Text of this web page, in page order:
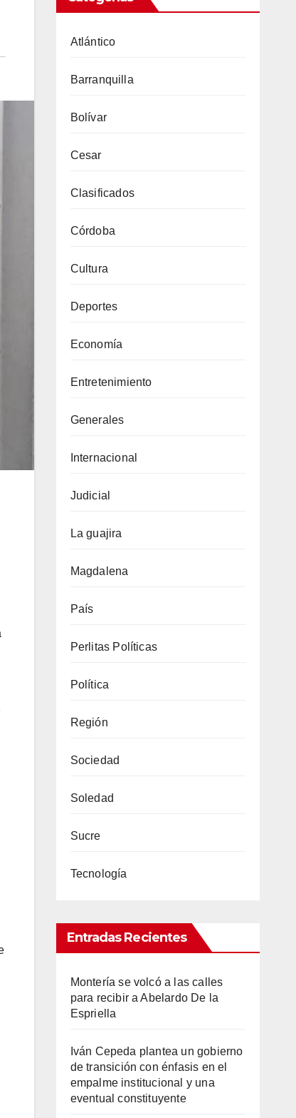
Atlántico
Barranquilla
Bolívar
Cesar
Clasificados
Córdoba
Cultura
Deportes
Economía
Entretenimiento
Generales
Internacional
Judicial
La guajira
Magdalena
País
Perlitas Políticas
Política
Región
Sociedad
Soledad
Sucre
Tecnología
Entradas Recientes
Montería se volcó a las calles
para recibir a Abelardo De la
Espriella
Iván Cepeda plantea un gobierno
de transición con énfasis en el
empalme institucional y una
eventual constituyente